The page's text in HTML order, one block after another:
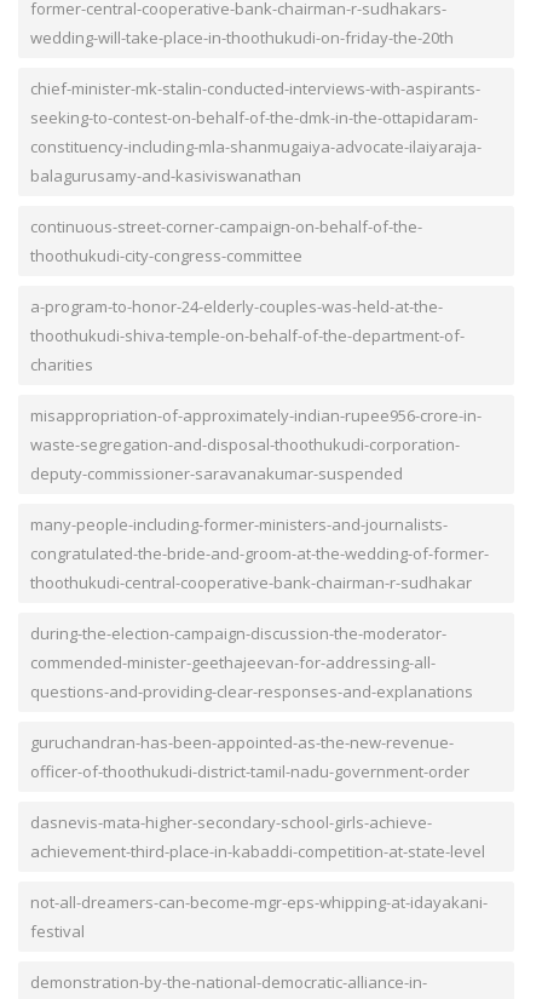
former-central-cooperative-bank-chairman-r-sudhakars-
wedding-will-take-place-in-thoothukudi-on-friday-the-20th
chief-minister-mk-stalin-conducted-interviews-with-aspirants-
seeking-to-contest-on-behalf-of-the-dmk-in-the-ottapidaram-
constituency-including-mla-shanmugaiya-advocate-ilaiyaraja-
balagurusamy-and-kasiviswanathan
continuous-street-corner-campaign-on-behalf-of-the-
thoothukudi-city-congress-committee
a-program-to-honor-24-elderly-couples-was-held-at-the-
thoothukudi-shiva-temple-on-behalf-of-the-department-of-
charities
misappropriation-of-approximately-indian-rupee956-crore-in-
waste-segregation-and-disposal-thoothukudi-corporation-
deputy-commissioner-saravanakumar-suspended
many-people-including-former-ministers-and-journalists-
congratulated-the-bride-and-groom-at-the-wedding-of-former-
thoothukudi-central-cooperative-bank-chairman-r-sudhakar
during-the-election-campaign-discussion-the-moderator-
commended-minister-geethajeevan-for-addressing-all-
questions-and-providing-clear-responses-and-explanations
guruchandran-has-been-appointed-as-the-new-revenue-
officer-of-thoothukudi-district-tamil-nadu-government-order
dasnevis-mata-higher-secondary-school-girls-achieve-
achievement-third-place-in-kabaddi-competition-at-state-level
not-all-dreamers-can-become-mgr-eps-whipping-at-idayakani-
festival
demonstration-by-the-national-democratic-alliance-in-